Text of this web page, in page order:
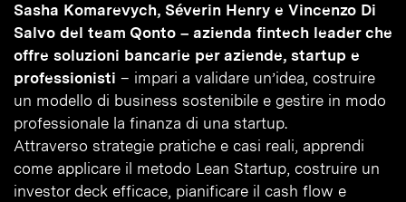
Sasha Komarevych, Séverin Henry e Vincenzo Di
Salvo del team Qonto – azienda fintech leader che
offre soluzioni bancarie per aziende, startup e
professionisti – impari a validare un’idea, costruire
un modello di business sostenibile e gestire in modo
professionale la finanza di una startup.
Attraverso strategie pratiche e casi reali, apprendi
come applicare il metodo Lean Startup, costruire un
investor deck efficace, pianificare il cash flow e